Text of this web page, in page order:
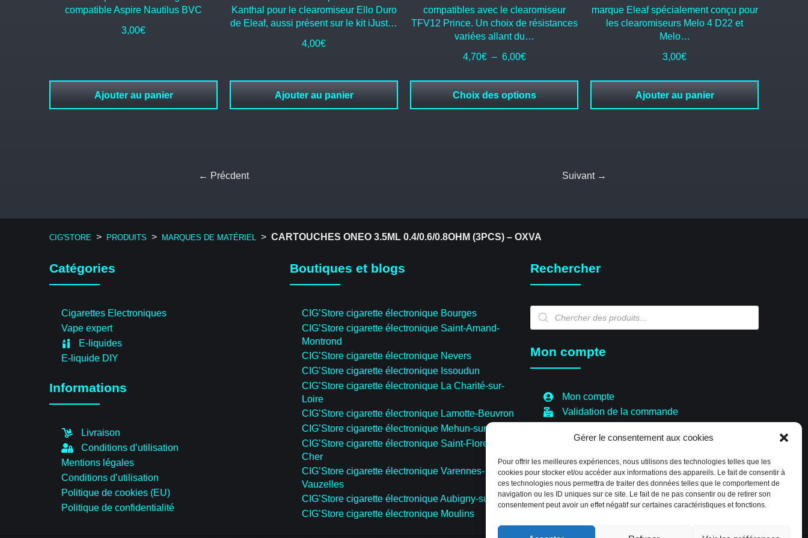
Gérer le consentement aux cookies
Pour offrir les meilleures expériences, nous utilisons des technologies telles que les
cookies pour stocker et/ou accéder aux informations des appareils. Le fait de consentir à
ces technologies nous permettra de traiter des données telles que le comportement de
navigation ou les ID uniques sur ce site. Le fait de ne pas consentir ou de retirer son
consentement peut avoir un effet négatif sur certaines caractéristiques et fonctions.
compatible Aspire Nautilus BVC
3,00€
Ajouter au panier
Kanthal pour le clearomiseur Ello Duro
de Eleaf, aussi présent sur le kit iJust…
4,00€
Ajouter au panier
compatibles avec le clearomiseur
TFV12 Prince. Un choix de résistances
variées allant du…
4,70€ – 6,00€Plage
prix :
4,70€
à
Choix des options
marque Eleaf spécialement conçu pour
les clearomiseurs Melo 4 D22 et
Melo…
3,00€
Ajouter au panier
← Précdent Suivant →
CIG'STORE > PRODUITS > MARQUES DE MATÉRIEL > CARTOUCHES ONEO 3.5ML 0.4/0.6/0.8OHM (3PCS) – OXVA
Catégories
Cigarettes Electroniques
Vape expert
E-liquides
E-liquide DIY
Informations
Livraison
Conditions d’utilisation
Mentions légales
Conditions d’utilisation
Politique de cookies (EU)
Politique de confidentialité
Boutiques et blogs
CIG’Store cigarette électronique Bourges
CIG’Store cigarette électronique Saint-Amand-
Montrond
CIG’Store cigarette électronique Nevers
CIG’Store cigarette électronique Issoudun
CIG’Store cigarette électronique La Charité-sur-
Loire
CIG’Store cigarette électronique Lamotte-Beuvron
CIG’Store cigarette électronique Mehun-sur-Yèvre
CIG’Store cigarette électronique Saint-Florent-sur-
Cher
CIG’Store cigarette électronique Varennes-
Vauzelles
CIG’Store cigarette électronique Aubigny-sur-Nère
CIG’Store cigarette électronique Moulins
Rechercher
Recherche
Mon compte
Mon compte
Validation de la commande
Boutique
Paiement sécurisé
Politique de cookies (EU)